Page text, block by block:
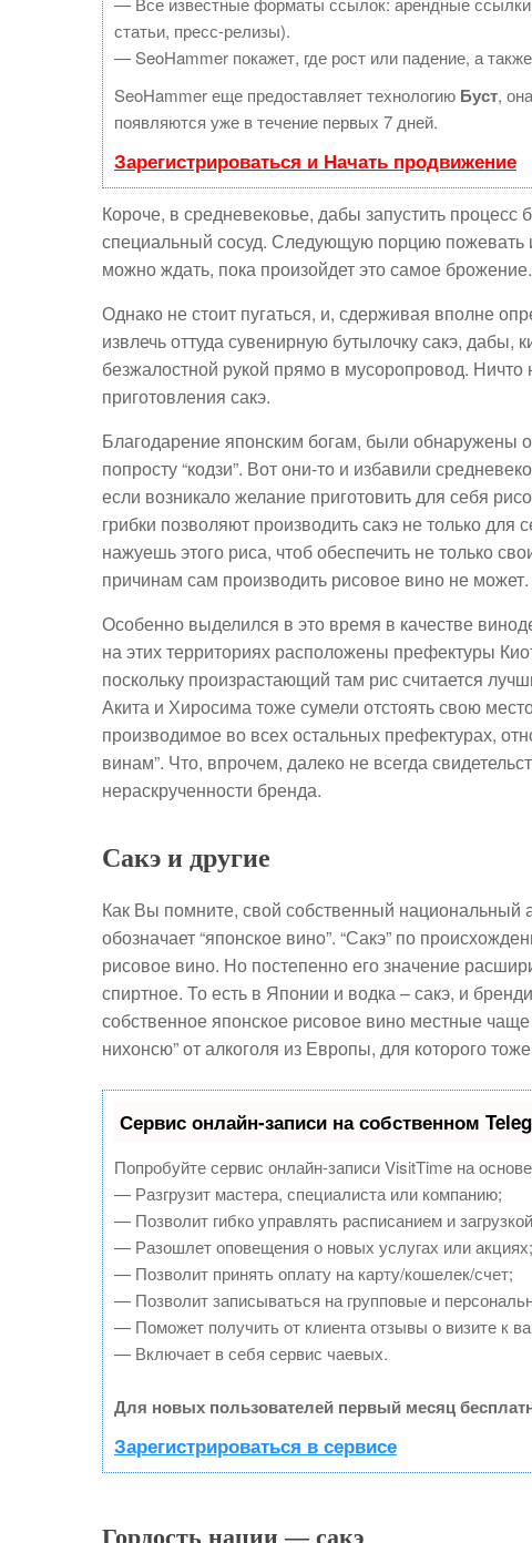
статьи, пресс-релизы).
— SeoHammer покажет, где рост или падение, а
SeoHammer еще предоставляет технологию Буст,
появляются уже в течение первых 7 дней.
Зарегистрироваться и Начать продвижение
Короче, в средневековье, дабы запустить
специальный сосуд. Следующую порцию пожевать
можно ждать, пока произойдет это самое брожение.
Однако не стоит пугаться, и, сдерживая вполне
извлечь оттуда сувенирную бутылочку сакэ, дабы,
безжалостной рукой прямо в мусоропровод.
приготовления сакэ.
Благодарение японским богам, были обнаружены
попросту “кодзи”. Вот они-то и избавили
если возникало желание приготовить для себя
грибки позволяют производить сакэ не только
нажуешь этого риса, чтоб обеспечить не только
причинам сам производить рисовое вино не может.
Особенно выделился в это время в качестве
на этих территориях расположены префектуры
поскольку произрастающий там рис считается
Акита и Хиросима тоже сумели отстоять свою
производимое во всех остальных префектурах,
винам”. Что, впрочем, далеко не всегда
нераскрученности бренда.
Сакэ и другие
Как Вы помните, свой собственный национальный
обозначает “японское вино”. “Сакэ” по
рисовое вино. Но постепенно его значение
спиртное. То есть в Японии и водка – сакэ, и
собственное японское рисовое вино местные
нихонсю” от алкоголя из Европы, для которого
Сервис онлайн-записи на собственном
Попробуйте сервис онлайн-записи VisitTime на
— Разгрузит мастера, специалиста или компанию;
— Позволит гибко управлять расписанием и
— Разошлет оповещения о новых услугах или акциях;
— Позволит принять оплату на карту/кошелек/счет;
— Позволит записываться на групповые и
— Поможет получить от клиента отзывы о визите к
— Включает в себя сервис чаевых.
Для новых пользователей первый месяц
Зарегистрироваться в сервисе
Гордость нации — сакэ